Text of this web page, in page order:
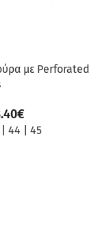
με Perforated
€
44 45